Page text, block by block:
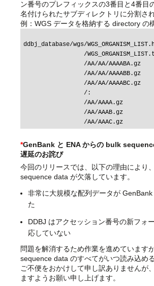
ン番号のプレフィックスの3番目と4番目
名付けられたサブディレクトリに分割され
例：WGS データを格納する directory の
ddbj_database/wgs/
*GenBank と ENA からの bulk
遅延のお詫び
今回のリリースでは、以下の理由により
sequence data が欠落しています。
非常に大規模な配列データが
た
DDBJ はアクセッション番号の新フォ
応していない
問題を解消するため作業を進めています
sequence data のすべてがいつ読み込め
ご不便をおかけして申し訳ありませんが
ますようお願い申し上げます。